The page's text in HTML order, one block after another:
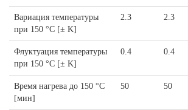
Вариация температуры
при 150 °C [± K]
2.3 2.3
Флуктуация температуры
при 150 °C [± K]
0.4 0.4
Время нагрева до 150 °C
[мин]
50 50